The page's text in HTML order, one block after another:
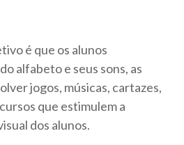
é que os alunos
alfabeto e seus sons, as
jogos, músicas, cartazes,
que estimulem a
dos alunos.